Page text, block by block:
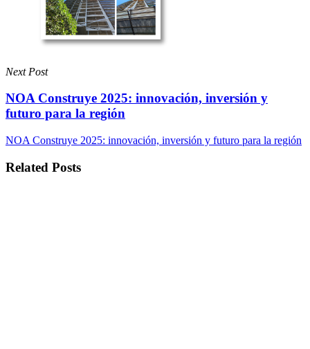
Next Post
NOA Construye 2025: innovación, inversión y
futuro para la región
NOA Construye 2025: innovación, inversión y futuro para la región
Related Posts